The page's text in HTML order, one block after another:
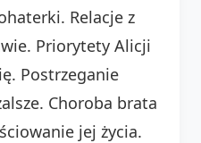
Relacje z
Priorytety Alicji
Postrzeganie
Choroba brata
jej życia.